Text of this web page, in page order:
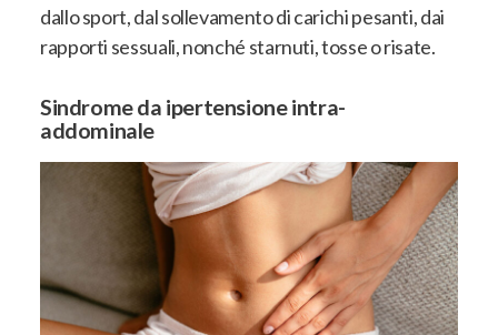
dallo sport, dal sollevamento di carichi pesanti, dai
rapporti sessuali, nonché starnuti, tosse o risate.
Sindrome da ipertensione intra-
addominale